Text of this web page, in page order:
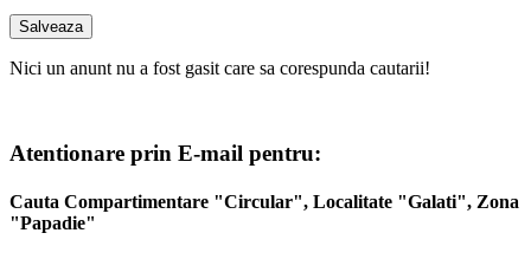
Nici un anunt nu a fost gasit care sa corespunda cautarii!
Atentionare prin E-mail pentru:
Cauta Compartimentare "Circular", Localitate "Galati", Zona
"Papadie"